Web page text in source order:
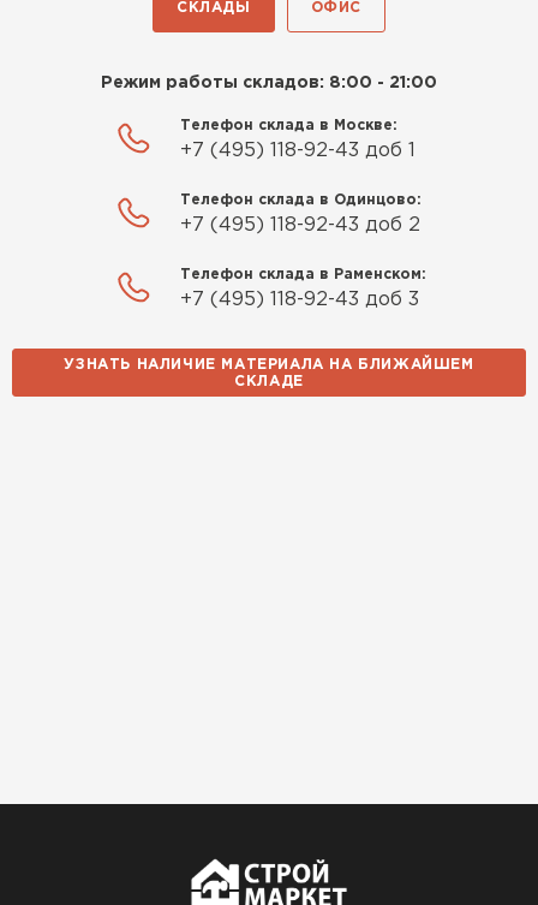
СКЛАДЫ ОФИС
Режим работы складов: 8:00 - 21:00
Телефон склада в Москве:
+7 (495) 118-92-43 доб 1
Телефон склада в Одинцово:
+7 (495) 118-92-43 доб 2
Телефон склада в Раменском:
+7 (495) 118-92-43 доб 3
УЗНАТЬ НАЛИЧИЕ МАТЕРИАЛА НА БЛИЖАЙШЕМ
СКЛАДЕ